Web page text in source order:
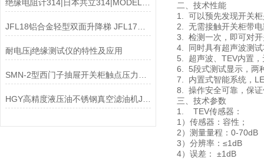
耐电压j绝缘测试仪的特性及应用
二、技术性能
1. 可以预先发现开关
2. 无需接触开关柜带
3. 检测一次，即可对
4. 同时具有超声波测
5. 超声波、TEV内置
6. 5段式测试显示，两
7. 内置式智能系统，
8. 操作安全可靠，保
三、技术参数
1. TEV传感器：
1）传感器：容性；
2）测量量程：0-70dB
3）分辨率：≤1dB
4）误差： ±1dB